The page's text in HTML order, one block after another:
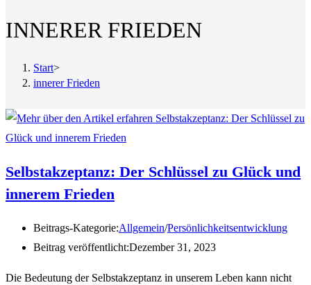
INNERER FRIEDEN
Start>
innerer Frieden
Selbstakzeptanz: Der Schlüssel zu Glück und
innerem Frieden
Beitrags-Kategorie:Allgemein/Persönlichkeitsentwicklung
Beitrag veröffentlicht:Dezember 31, 2023
Die Bedeutung der Selbstakzeptanz in unserem Leben kann nicht